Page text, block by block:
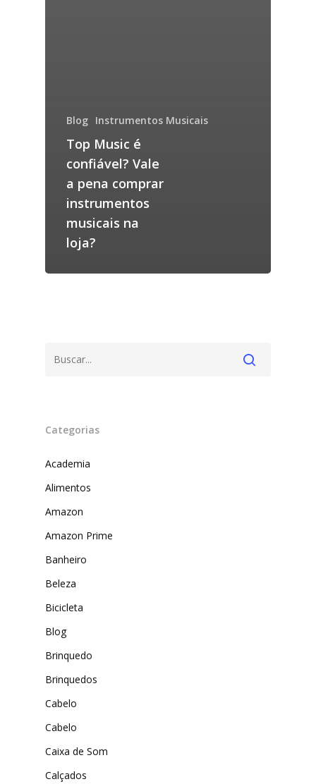
Blog Instrumentos Musicais
Top Music é
confiável? Vale
a pena comprar
instrumentos
musicais na
loja?
Categorias
Academia
Alimentos
Amazon
Amazon Prime
Banheiro
Beleza
Bicicleta
Blog
Brinquedo
Brinquedos
Cabelo
Cabelo
Caixa de Som
Calçados